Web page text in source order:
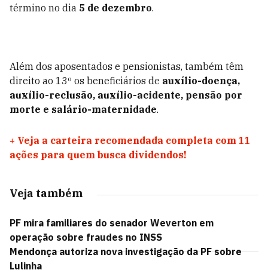
término no dia 5 de dezembro.
Além dos aposentados e pensionistas, também têm
direito ao 13º os beneficiários de auxílio-doença,
auxílio-reclusão, auxílio-acidente, pensão por
morte e salário-maternidade.
+ Veja a carteira recomendada completa com 11
ações para quem busca dividendos!
Veja também
PF mira familiares do senador Weverton em
operação sobre fraudes no INSS
Mendonça autoriza nova investigação da PF sobre
Lulinha